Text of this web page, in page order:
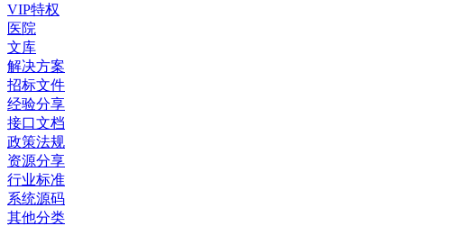
VIP特权
医院
文库
解决方案
招标文件
经验分享
接口文档
政策法规
资源分享
行业标准
系统源码
其他分类